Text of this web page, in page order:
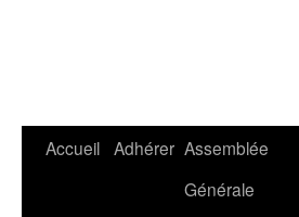
Aller
Accueil Adhérer Assemblée
Générale